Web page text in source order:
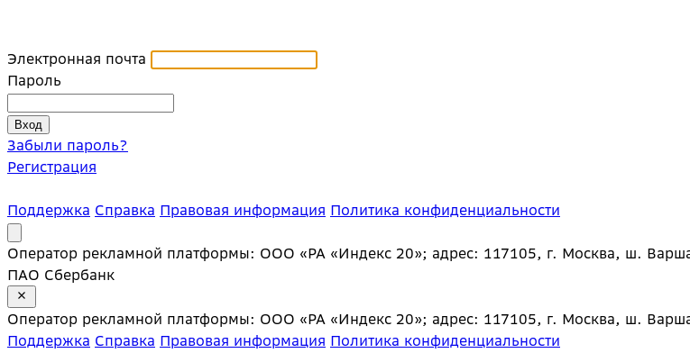
Электронная почта
Пароль
Забыли пароль?
Регистрация
Поддержка Справка Правовая информация Политика конфиденциальности
Оператор рекламной платформы: ООО «РА «Индекс 20»; адрес: 117105, г. Москва, ш.
ПАО Сбербанк
Оператор рекламной платформы: ООО «РА «Индекс 20»; адрес: 117105, г. Москва, ш.
Поддержка Справка Правовая информация Политика конфиденциальности